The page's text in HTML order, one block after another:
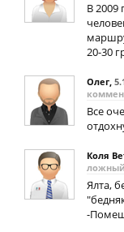
В 2009
20-30
Олег,
Все
Коля
Ялта,
-